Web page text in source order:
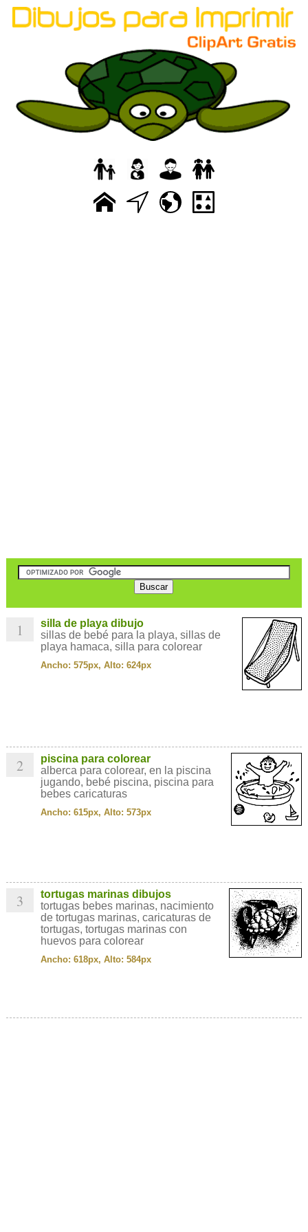
1
silla de playa dibujo
sillas de bebé para la playa, sillas de
playa hamaca, silla para colorear
Ancho: 575px, Alto: 624px
2
piscina para colorear
alberca para colorear, en la piscina
jugando, bebé piscina, piscina para
bebes caricaturas
Ancho: 615px, Alto: 573px
3
tortugas marinas dibujos
tortugas bebes marinas, nacimiento
de tortugas marinas, caricaturas de
tortugas, tortugas marinas con
huevos para colorear
Ancho: 618px, Alto: 584px